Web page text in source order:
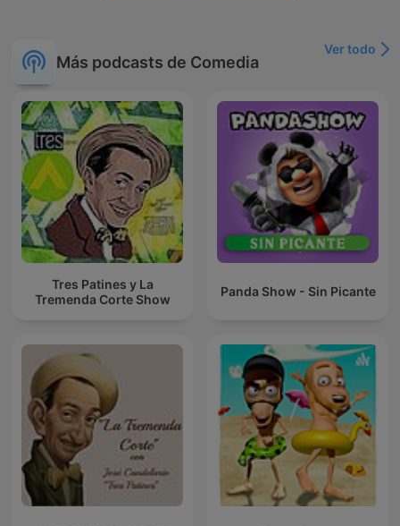
Más podcasts de Comedia
Ver todo
Tres Patines y La
Tremenda Corte Show
Panda Show - Sin Picante